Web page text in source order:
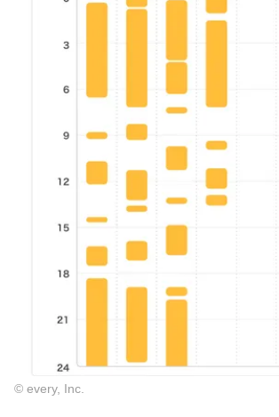
© every, Inc.